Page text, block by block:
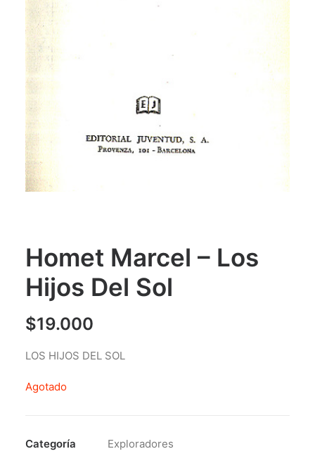
CONTACTO
LOGIN / REGISTER
Homet Marcel – Los
Hijos Del Sol
$19.000
LOS HIJOS DEL SOL
Agotado
Categoría Exploradores